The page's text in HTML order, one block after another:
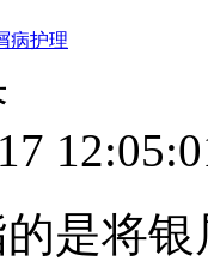
病护理
是将